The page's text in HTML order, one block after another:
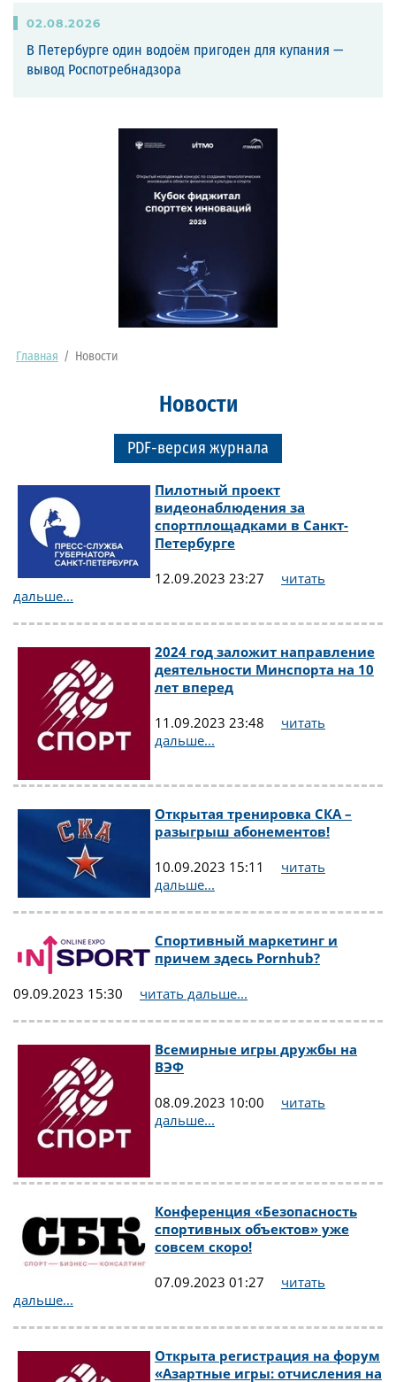
02.08.2026
В Петербурге один водоём пригоден для купания —
вывод Роспотребнадзора
Главная / Новости
Новости
PDF-версия журнала
Пилотный проект
видеонаблюдения за
спортплощадками в Санкт-
Петербурге
12.09.2023 23:27
читать
дальше...
2024 год заложит направление
деятельности Минспорта на 10
лет вперед
11.09.2023 23:48
читать
дальше...
Открытая тренировка СКА –
разыгрыш абонементов!
10.09.2023 15:11
читать
дальше...
Спортивный маркетинг и
причем здесь Pornhub?
09.09.2023 15:30
читать дальше...
Всемирные игры дружбы на
ВЭФ
08.09.2023 10:00
читать
дальше...
Конференция «Безопасность
спортивных объектов» уже
совсем скоро!
07.09.2023 01:27
читать
дальше...
Открыта регистрация на форум
«Азартные игры: отчисления на